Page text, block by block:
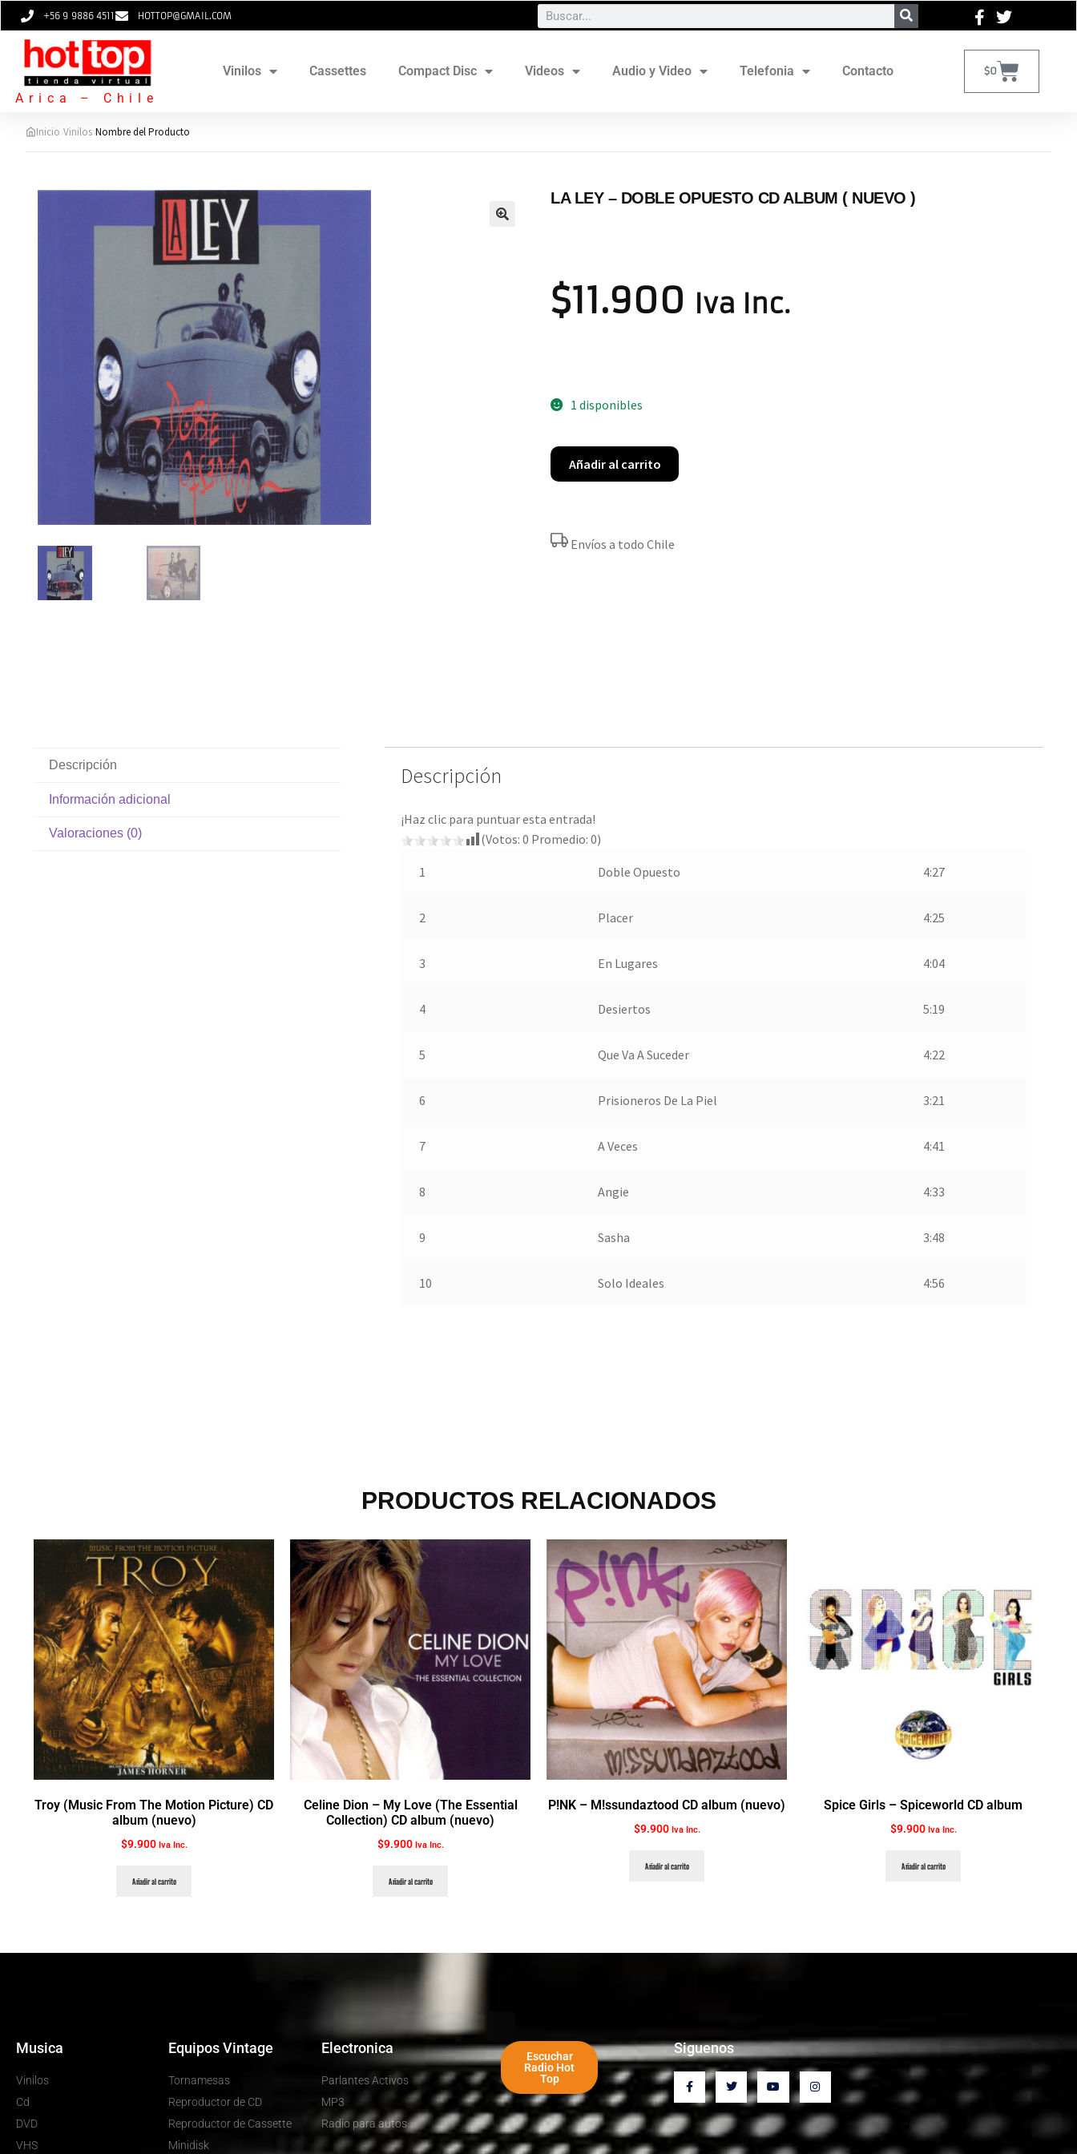
+56 9 9886 4511 HOTTOP@GMAIL.COM
Arica – Chile
Vinilos Cassettes Compact Disc Videos Audio y Video Telefonia Contacto $0
Inicio›Vinilos›Nombre del Producto
LA LEY – DOBLE OPUESTO CD ALBUM ( NUEVO )
$11.900 Iva Inc.
1 disponibles
Añadir al carrito
Envíos a todo Chile
Descripción
Información adicional
Valoraciones (0)
Descripción
¡Haz clic para puntuar esta entrada!
(Votos:0 Promedio:0)
1 Doble Opuesto 4:27
2 Placer 4:25
3 En Lugares 4:04
4 Desiertos 5:19
5 Que Va A Suceder 4:22
6 Prisioneros De La Piel 3:21
7 A Veces 4:41
8 Angie 4:33
9 Sasha 3:48
10 Solo Ideales 4:56
PRODUCTOS RELACIONADOS
Troy (Music From The Motion Picture) CD
album (nuevo)
$9.900 Iva Inc.
Añadir al carrito
Celine Dion ‎– My Love (The Essential
Collection) CD album (nuevo)
$9.900 Iva Inc.
Añadir al carrito
P!NK ‎– M!ssundaztood CD album (nuevo)
$9.900 Iva Inc.
Añadir al carrito
Spice Girls ‎– Spiceworld CD album
$9.900 Iva Inc.
Añadir al carrito
Musica
Vinilos
Cd
DVD
VHS
Equipos Vintage
Tornamesas
Reproductor de CD
Reproductor de Cassette
Minidisk
Electronica
Parlantes Activos
MP3
Radio para autos
Escuchar
Radio Hot
Top
Siguenos